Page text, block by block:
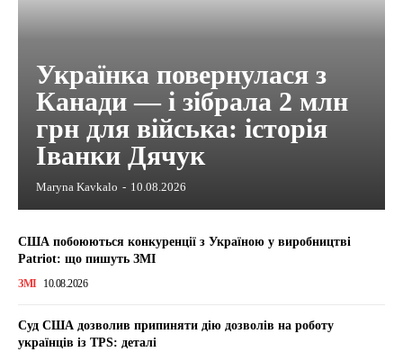
Українка повернулася з
Канади — і зібрала 2 млн
грн для війська: історія
Іванки Дячук
Maryna Kavkalo - 10.08.2026
США побоюються конкуренції з Україною у виробництві
Patriot: що пишуть ЗМІ
ЗМІ 10.08.2026
Суд США дозволив припиняти дію дозволів на роботу
українців із TPS: деталі